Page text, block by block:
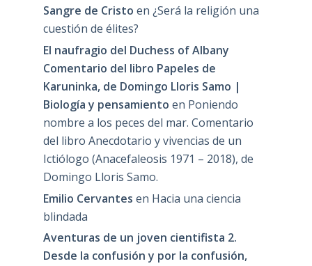
Sangre de Cristo en ¿Será la religión una
cuestión de élites?
El naufragio del Duchess of Albany
Comentario del libro Papeles de
Karuninka, de Domingo Lloris Samo |
Biología y pensamiento en Poniendo
nombre a los peces del mar. Comentario
del libro Anecdotario y vivencias de un
Ictiólogo (Anacefaleosis 1971 – 2018), de
Domingo Lloris Samo.
Emilio Cervantes en Hacia una ciencia
blindada
Aventuras de un joven cientifista 2.
Desde la confusión y por la confusión,